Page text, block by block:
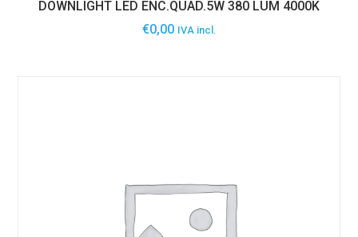
DOWNLIGHT LED ENC.QUAD.5W 380 LUM 4000K
€0,00 IVA incl.